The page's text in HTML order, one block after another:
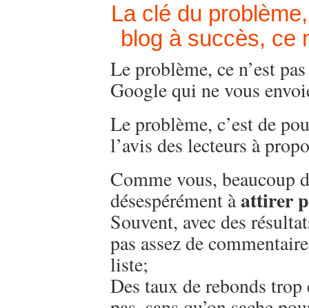
La clé du
blog à succès, ce
Le problème, ce n’est
Google qui ne vous
Le problème, c’est de
l’avis des lecteurs à
Comme vous, beaucoup
désespérément àattirer
Souvent, avec des
pas assez de
liste;
Des taux de rebonds